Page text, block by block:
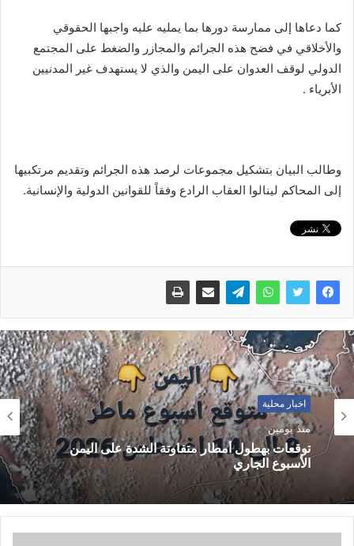
كما دعاها إلى ممارسة دورها بما يمليه عليه واجبها الحقوقي
والأخلاقي في فضح هذه الجرائم والمجازر والضغط على المجتمع
الدولي لوقف العدوان على اليمن والذي لا يستهدف غير المدنيين
الأبرياء .
وطالب البيان بتشكيل مجموعات لرصد هذه الجرائم وتقديم مرتكبيها
إلى المحاكم لينالوا العقاب الرادع وفقاً للقوانين الدولية والإنسانية.
اخبار محلية
منذ يومين
توقعات بهطول أمطار متفاوتة الشدة على اليمن
اخبار محلية
منذ يومين
صنعاء تكشف حجم فاتورة مرتبات الموظفين التي
نهبتها السعودية من إيرادات النفط والغاز